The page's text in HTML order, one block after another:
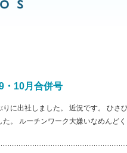
・10月合併号
に出社しました。 近況です。 ひさ
。 ルーチンワーク大嫌いなめんど